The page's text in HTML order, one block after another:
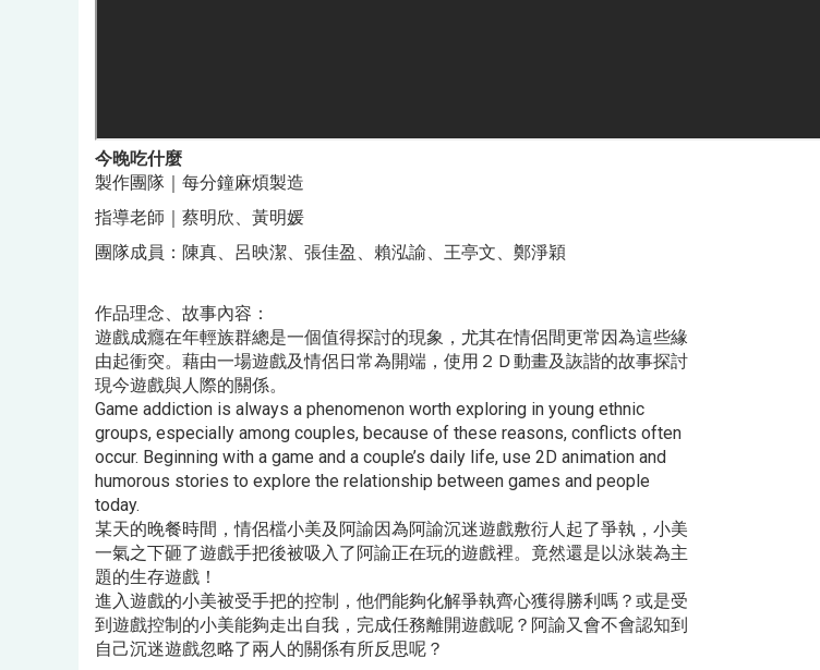
今晚吃什麼
製作團隊｜每分鐘麻煩製造
指導老師｜蔡明欣、黃明媛
團隊成員：陳真、呂映潔、張佳盈、賴泓諭、王亭文、鄭淨穎
作品理念、故事內容：
遊戲成癮在年輕族群總是一個值得探討的現象，尤其在情侶間更常因為這些緣
由起衝突。藉由一場遊戲及情侶日常為開端，使用２Ｄ動畫及詼諧的故事探討
現今遊戲與人際的關係。
Game addiction is always a phenomenon worth exploring in young ethnic
groups, especially among couples, because of these reasons, conflicts often
occur. Beginning with a game and a couple’s daily life, use 2D animation and
humorous stories to explore the relationship between games and people
today.
某天的晚餐時間，情侶檔小美及阿諭因為阿諭沉迷遊戲敷衍人起了爭執，小美
一氣之下砸了遊戲手把後被吸入了阿諭正在玩的遊戲裡。竟然還是以泳裝為主
題的生存遊戲！
進入遊戲的小美被受手把的控制，他們能夠化解爭執齊心獲得勝利嗎？或是受
到遊戲控制的小美能夠走出自我，完成任務離開遊戲呢？阿諭又會不會認知到
自己沉迷遊戲忽略了兩人的關係有所反思呢？